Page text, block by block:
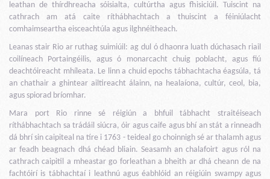
leathan de thírdhreacha sóisialta, cultúrtha agus fhisiciúil. Tuiscint na
cathrach am atá caite ríthábhachtach a thuiscint a féiniúlacht
comhaimseartha eisceachtúla agus ilghnéitheach.
Leanas stair Rio ar ruthag suimiúil: ag dul ó dhaonra luath dúchasach riail
coilíneach Portaingéilis, agus ó monarcacht chuig poblacht, agus fiú
deachtóireacht mhíleata. Le linn a chuid epochs tábhachtacha éagsúla, tá
an chathair a ghintear ailtireacht álainn, na healaíona, cultúr, ceol, bia,
agus spiorad bríomhar.
Mara port Rio rinne sé réigiún a bhfuil tábhacht straitéiseach
ríthábhachtach sa trádáil siúcra, óir agus caife agus bhí an stát a rinneadh
dá bhrí sin caipiteal na tíre i 1763 - teideal go choinnigh sé ar thalamh agus
ar feadh beagnach dhá chéad bliain. Seasamh an chalafoirt agus ról na
cathrach caipitil a mheastar go forleathan a bheith ar dhá cheann de na
fachtóirí is tábhachtaí i leathnú agus éabhlóid an réigiúin swampy agus